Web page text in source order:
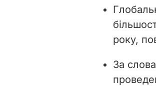
року,
За